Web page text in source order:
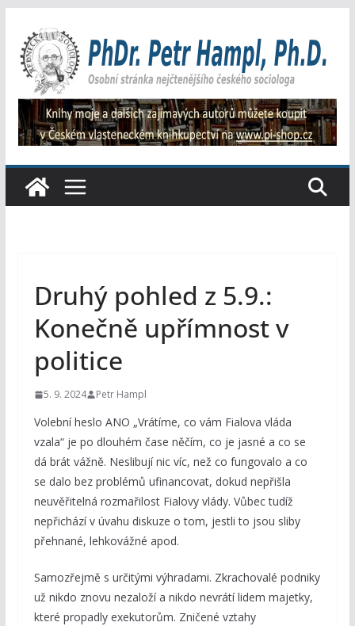
obsah
Druhý pohled z 5.9.:
Konečně upřímnost v
politice
5. 9. 2024 Petr Hampl
Volební heslo ANO „Vrátíme, co vám Fialova vláda
vzala“ je po dlouhém čase něčím, co je jasné a co se
dá brát vážně. Neslibují nic víc, než co fungovalo a co
se dalo bez problémů ufinancovat, dokud nepřišla
neuvěřitelná rozmařilost Fialovy vlády. Vůbec tudíž
nepřichází v úvahu diskuze o tom, jestli to jsou sliby
přehnané, lehkovážné apod.
Samozřejmě s určitými výhradami. Zkrachovalé podniky
už nikdo znovu nezaloží a nikdo nevrátí lidem majetky,
které propadly exekutorům. Zničené vztahy